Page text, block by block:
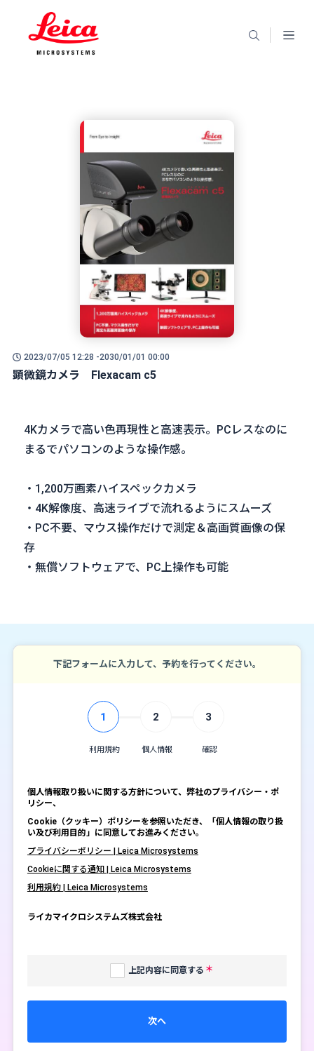
2023/07/05 12:28 -2030/01/01 00:00
顕微鏡カメラ Flexacam c5
4Kカメラで高い色再現性と高速表示。PCレスなのに
まるでパソコンのような操作感。
・1,200万画素ハイスペックカメラ
・4K解像度、高速ライブで流れるようにスムーズ
・PC不要、マウス操作だけで測定＆高画質画像の保
存
・無償ソフトウェアで、PC上操作も可能
下記フォームに入力して、予約を行ってください。
1
利用規約
2
個人情報
3
確認
個人情報取り扱いに関する方針について、弊社のプライバシー・ポ
リシー、
Cookie（クッキー）ポリシーを参照いただき、「個人情報の取り扱
い及び利用目的」に同意してお進みください。
プライバシーポリシー | Leica Microsystems
Cookieに関する通知 | Leica Microsystems
利用規約 | Leica Microsystems
ライカマイクロシステムズ株式会社
上記内容に同意する
次へ